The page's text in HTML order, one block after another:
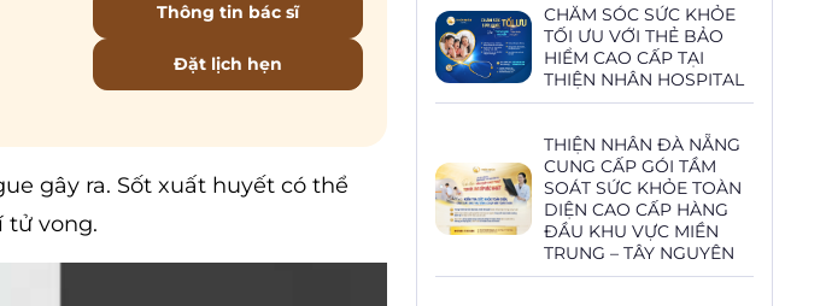
Thông tin bác sĩ
Đặt lịch hẹn
gây ra. Sốt xuất huyết có thể
tử vong.
CHĂM SÓC SỨC KHỎE
TỐI ƯU VỚI THẺ BẢO
HIỂM CAO CẤP TẠI
THIỆN NHÂN HOSPITAL
THIỆN NHÂN ĐÀ NẴNG
CUNG CẤP GÓI TẦM
SOÁT SỨC KHỎE TOÀN
DIỆN CAO CẤP HÀNG
ĐẦU KHU VỰC MIỀN
TRUNG – TÂY NGUYÊN